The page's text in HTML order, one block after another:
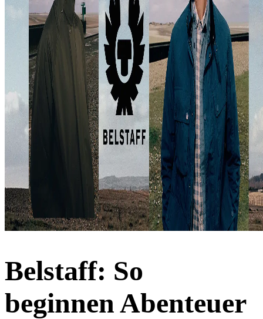
Belstaff: So
beginnen Abenteuer